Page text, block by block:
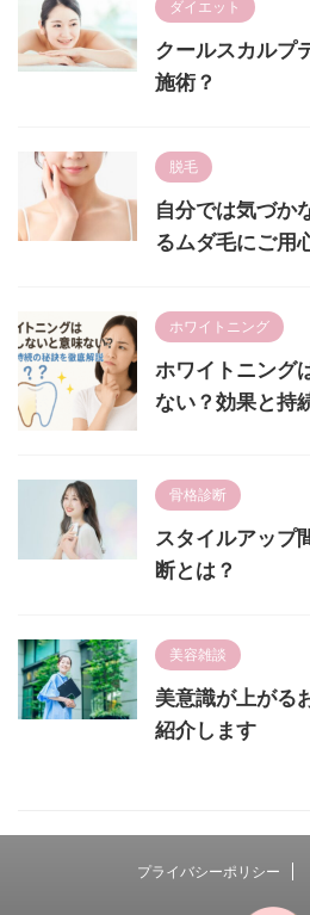
ダイエット
クールスカルプ
施術？
脱毛
自分では気づか
るムダ毛にご用
ホワイトニング
ホワイトニング
ない？効果と持
骨格診断
スタイルアップ
断とは？
美容雑談
美意識が上がる
紹介します
プライバシーポリシー